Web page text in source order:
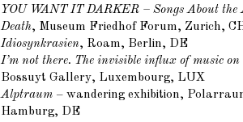
YOU WANT IT DARKER – Songs About the
Death, Museum Friedhof Forum, Zurich,
Idiosynkrasien, Roam, Berlin, DE
I’m not there. The invisible influx of music
Bossuyt Gallery, Luxembourg, LUX
Alptraum – wandering exhibition,
Hamburg, DE